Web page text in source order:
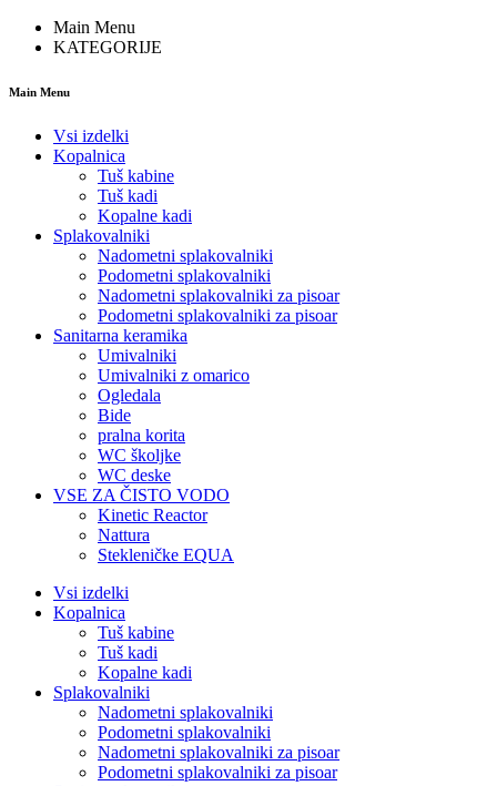
Main Menu
KATEGORIJE
Main Menu
Vsi izdelki
Kopalnica
Tuš kabine
Tuš kadi
Kopalne kadi
Splakovalniki
Nadometni splakovalniki
Podometni splakovalniki
Nadometni splakovalniki za pisoar
Podometni splakovalniki za pisoar
Sanitarna keramika
Umivalniki
Umivalniki z omarico
Ogledala
Bide
pralna korita
WC školjke
WC deske
VSE ZA ČISTO VODO
Kinetic Reactor
Nattura
Stekleničke EQUA
Vsi izdelki
Kopalnica
Tuš kabine
Tuš kadi
Kopalne kadi
Splakovalniki
Nadometni splakovalniki
Podometni splakovalniki
Nadometni splakovalniki za pisoar
Podometni splakovalniki za pisoar